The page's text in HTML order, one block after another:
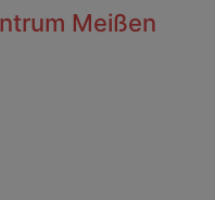
Meißen